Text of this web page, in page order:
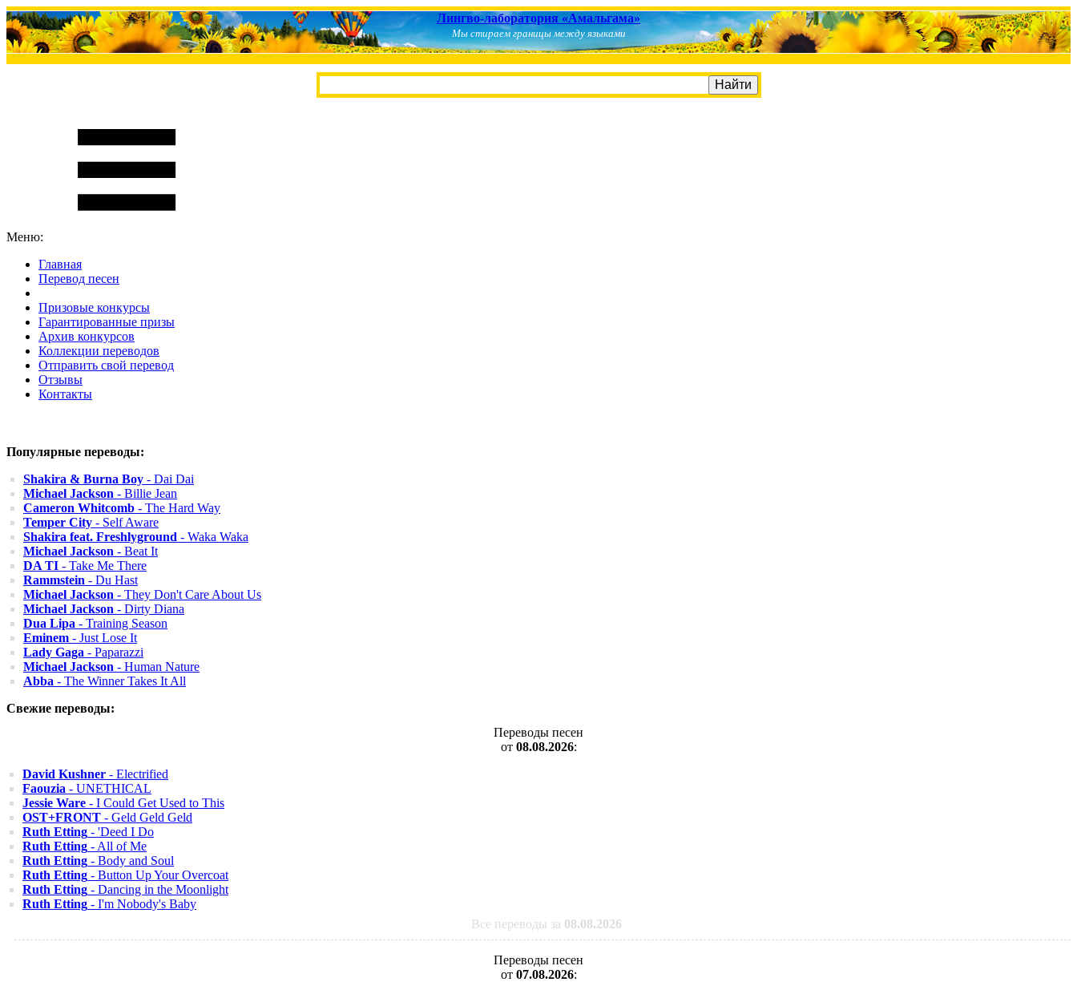
Лингво-лаборатория «Амальгама»
Мы стираем границы между языками
Меню:
Главная
Перевод песен
Призовые конкурсы
Гарантированные призы
Архив конкурсов
Коллекции переводов
Отправить свой перевод
Отзывы
Контакты
Популярные переводы:
Shakira & Burna Boy - Dai Dai
Michael Jackson - Billie Jean
Cameron Whitcomb - The Hard Way
Temper City - Self Aware
Shakira feat. Freshlyground - Waka Waka
Michael Jackson - Beat It
DA TI - Take Me There
Rammstein - Du Hast
Michael Jackson - They Don't Care About Us
Michael Jackson - Dirty Diana
Dua Lipa - Training Season
Eminem - Just Lose It
Lady Gaga - Paparazzi
Michael Jackson - Human Nature
Abba - The Winner Takes It All
Свежие переводы:
Переводы песен
от 08.08.2026:
David Kushner - Electrified
Faouzia - UNETHICAL
Jessie Ware - I Could Get Used to This
OST+FRONT - Geld Geld Geld
Ruth Etting - 'Deed I Do
Ruth Etting - All of Me
Ruth Etting - Body and Soul
Ruth Etting - Button Up Your Overcoat
Ruth Etting - Dancing in the Moonlight
Ruth Etting - I'm Nobody's Baby
Все переводы за 08.08.2026
Переводы песен
от 07.08.2026: